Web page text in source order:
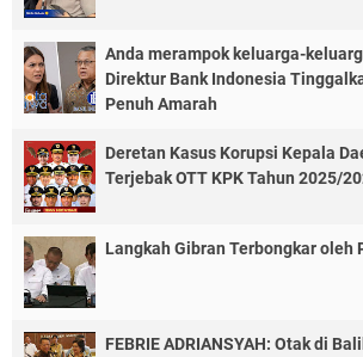
Anda merampok keluarga-
Direktur Bank Indonesia
Penuh Amarah
Deretan Kasus Korupsi Kepala
Terjebak OTT KPK Tahun 2025/
Langkah Gibran Terbongkar oleh
FEBRIE ADRIANSYAH: Otak di